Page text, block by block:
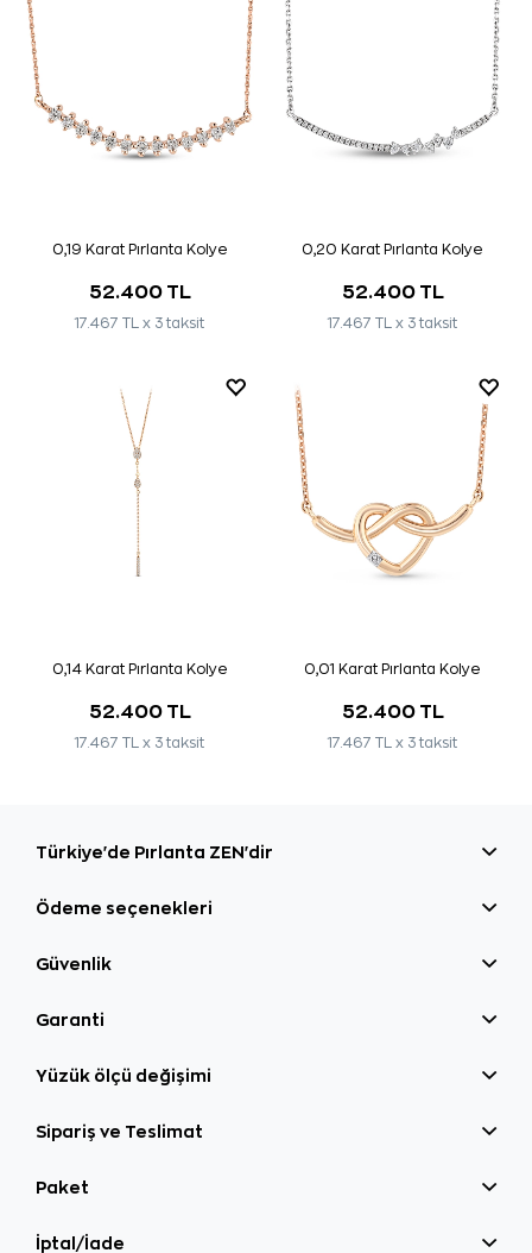
0,19 Karat Pırlanta Kolye
52.400 TL
17.467 TL x 3 taksit
0,20 Karat Pırlanta Kolye
52.400 TL
17.467 TL x 3 taksit
0,14 Karat Pırlanta Kolye
52.400 TL
17.467 TL x 3 taksit
0,01 Karat Pırlanta Kolye
52.400 TL
17.467 TL x 3 taksit
Türkiye'de Pırlanta ZEN'dir
Ödeme seçenekleri
Güvenlik
Garanti
Yüzük ölçü değişimi
Sipariş ve Teslimat
Paket
İptal/İade